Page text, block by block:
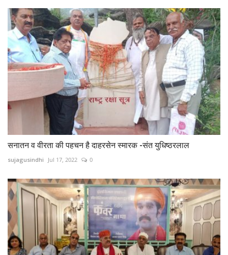
सनातन व वीरता की पहचन है दाहरसेन स्मारक -संत युधिष्ठरलाल
sujagusindhi Jul 17, 2022 0